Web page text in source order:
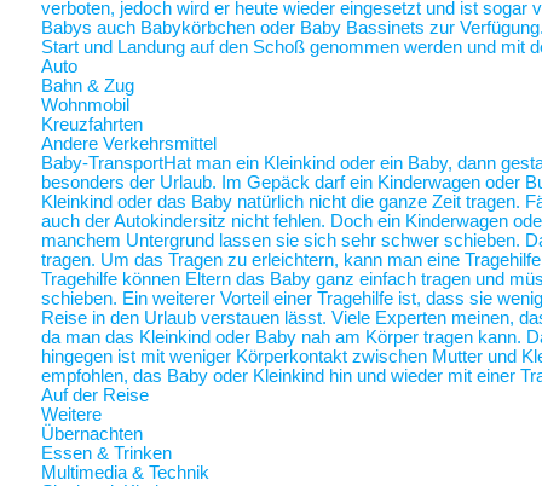
verboten, jedoch wird er heute wieder eingesetzt und ist sogar
Babys auch Babykörbchen oder Baby Bassinets zur
Start und Landung auf den Schoß genommen werden und mit
Auto
Bahn & Zug
Wohnmobil
Kreuzfahrten
Andere Verkehrsmittel
Baby-TransportHat man ein Kleinkind oder ein Baby, dann
besonders der Urlaub. Im Gepäck darf ein Kinderwagen oder
Kleinkind oder das Baby natürlich nicht die ganze Zeit tragen.
auch der Autokindersitz nicht fehlen. Doch ein Kinderwagen
manchem Untergrund lassen sie sich sehr schwer schieben.
tragen. Um das Tragen zu erleichtern, kann man eine
Tragehilfe können Eltern das Baby ganz einfach tragen und
schieben. Ein weiterer Vorteil einer Tragehilfe ist, dass sie
Reise in den Urlaub verstauen lässt. Viele Experten meinen,
da man das Kleinkind oder Baby nah am Körper tragen kann.
hingegen ist mit weniger Körperkontakt zwischen Mutter und
empfohlen, das Baby oder Kleinkind hin und wieder mit einer
Auf der Reise
Weitere
Übernachten
Essen & Trinken
Multimedia & Technik